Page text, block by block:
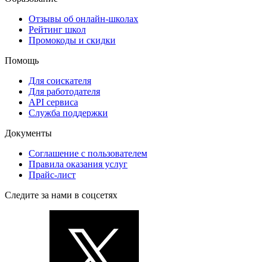
Отзывы об онлайн-школах
Рейтинг школ
Промокоды и скидки
Помощь
Для соискателя
Для работодателя
API сервиса
Служба поддержки
Документы
Соглашение с пользователем
Правила оказания услуг
Прайс-лист
Следите за нами в соцсетях